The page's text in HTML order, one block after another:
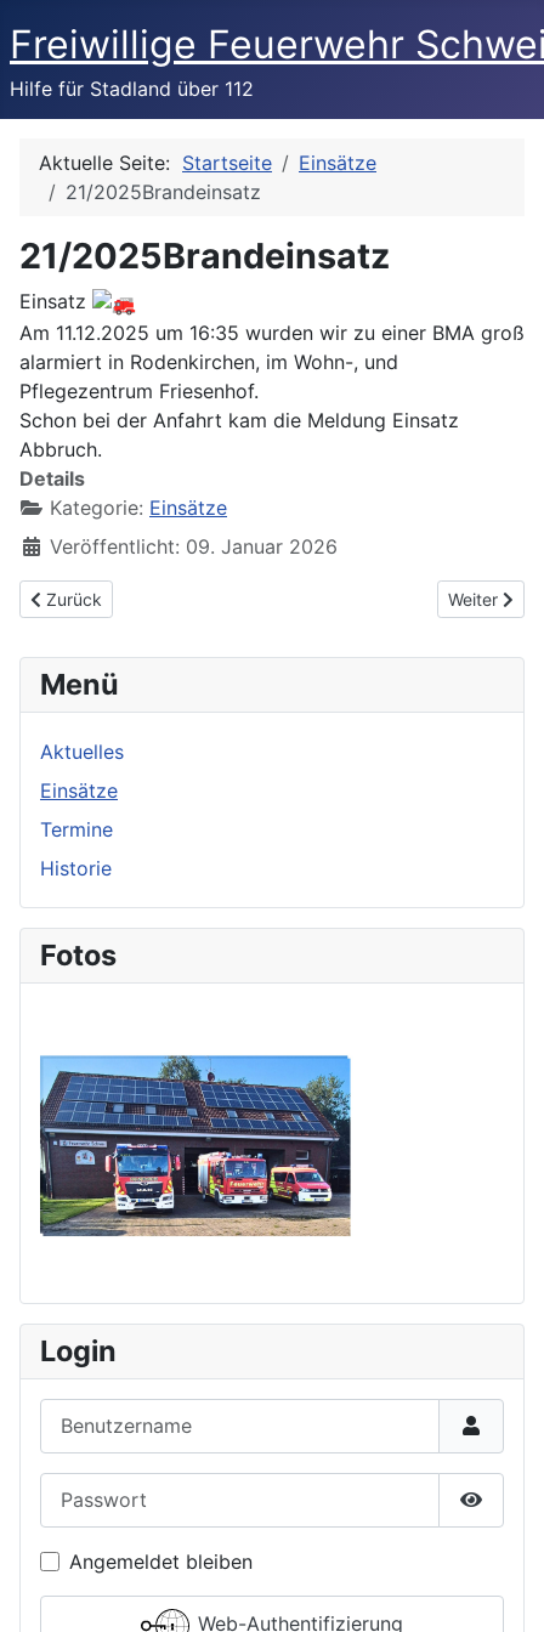
Freiwillige Feuerwehr
Hilfe für Stadland über 112
Aktuelle Seite: Startseite
Einsätze
21/2025Brandeinsatz
21/2025Brandeinsatz
Einsatz
Am 11.12.2025 um 16:35 wurden wir zu einer BMA groß
alarmiert in Rodenkirchen, im Wohn-, und
Pflegezentrum Friesenhof.
Schon bei der Anfahrt kam die Meldung Einsatz
Abbruch.
Details
Kategorie: Einsätze
Veröffentlicht: 09. Januar 2026
Vorheriger Beitrag: 01/2026 und 02/2026 Hilfeleistungseinsatz
Zurück Nächster
Weiter
Menü
Aktuelles
Einsätze
Termine
Historie
Fotos
Login
Angemeldet bleiben
Web-Authentifizierung